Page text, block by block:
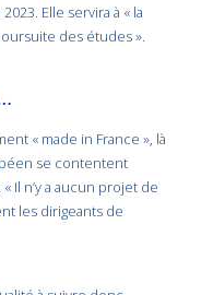
Elle servira à « la
des études ».
« made in France », là
se contentent
Il n’y a aucun projet de
les dirigeants de